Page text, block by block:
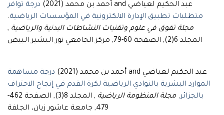
عبد الحكيم لعياضي and أحمد بن محمد (2021)
درجة توافر
متطلبات تطبيق الإدارة الالكترونية في المؤسسات الرياضية.
مجلة تفوق في علوم وتقنيات النشاطات البدنية والرياضية ,
المجلد 6(2), الصفحة 60-79, مركز الجامعي نور البشير البيض
عبد الحكيم لعياضي and أحمد بن محمد (2021)
درجة مساهمة
الموارد البشرية بالنوادي الرياضية لكرة القدم في إنجاح الاحتراف
بالجزائر. مجلة المنظومة الرياضية
, المجلد 8(3), الصفحة 462-
479, جامعة عاشور زيان، الجلفة